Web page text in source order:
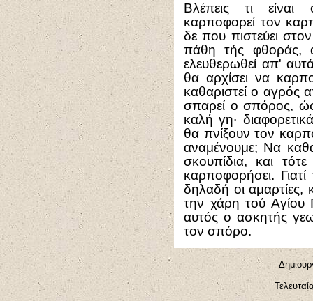
Βλέπεις τι
καρποφορεί τον
δε που πιστεύει
πάθη τής φθοράς,
ελευθερωθεί απ'
θα αρχίσει να
καθαριστεί ο αγρός
σπαρεί ο σπόρος,
καλή γη∙
θα πνίξουν τον
αναμένουμε; Να
σκουπίδια, και
καρποφορήσει.
δηλαδή οι
την χάρη τού Αγίου
αυτός ο ασκητής
τον σπόρο.